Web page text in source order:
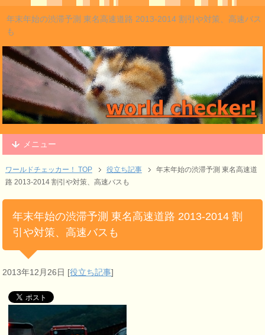
年末年始の渋滞予測 東名高速道路 2013-2014 割引や対策、高速バス
も
メニュー
ワールドチェッカー！ TOP 役立ち記事
年末年始の渋滞予測 東名高速道
路 2013-2014 割引や対策、高速バスも
年末年始の渋滞予測 東名高速道路 2013-2014 割
引や対策、高速バスも
2013年12月26日 [役立ち記事]